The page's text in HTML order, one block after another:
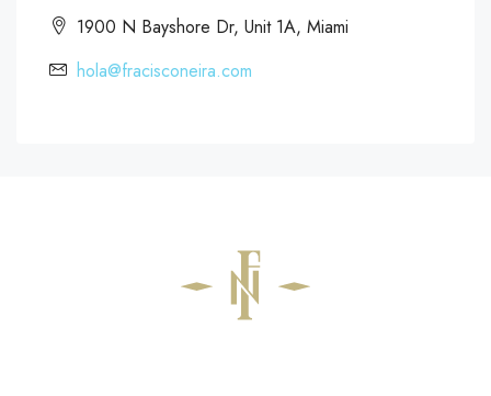
1900 N Bayshore Dr, Unit 1A, Miami
hola@fracisconeira.com